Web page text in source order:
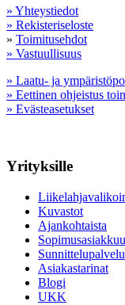
» Yhteystiedot
» Rekisteriseloste
» Toimitusehdot
» Vastuullisuus
» Laatu- ja
» Eettinen ohjeistus
» Evästeasetukset
Yrityksille
Kuvastot
Ajankohtaista
Asiakastarinat
Blogi
UKK